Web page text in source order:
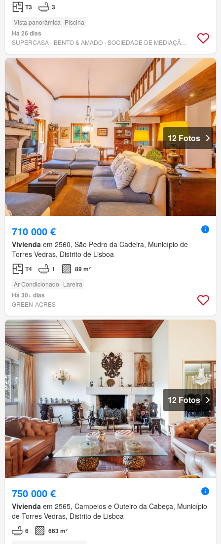
T3 3
Vista panorâmica Piscina
Há 26 dias
12 Fotos
710 000 €
Vivienda em 2560, São Pedro da Cadeira, Município de
Torres Vedras, Distrito de Lisboa
T4 1 89 m²
Ar Condicionado Lareira
Há 30+ dias
GREEN-ACRES
12 Fotos
750 000 €
Vivienda em 2565, Campelos e Outeiro da Cabeça, Município
de Torres Vedras, Distrito de Lisboa
6 663 m²